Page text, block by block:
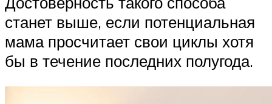
станет выше, если потенциальная
мама просчитает свои циклы хотя
бы в течение последних полугода.